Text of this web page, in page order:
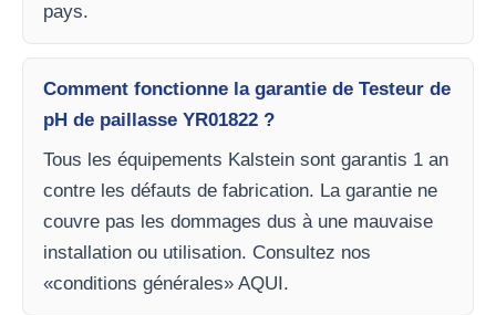
pays.
Comment fonctionne la garantie de Testeur de
pH de paillasse YR01822 ?
Tous les équipements Kalstein sont garantis 1 an
contre les défauts de fabrication. La garantie ne
couvre pas les dommages dus à une mauvaise
installation ou utilisation. Consultez nos
«conditions générales» AQUI.